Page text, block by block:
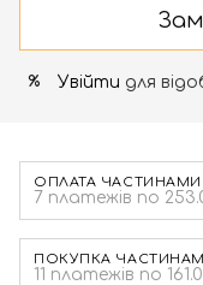
% Увійти для
ОПЛАТА ЧАСТИНАМИ
7 платежів по
ПОКУПКА
11 платежів по